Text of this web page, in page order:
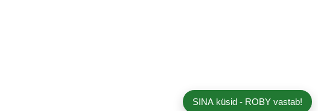
SINA küsid - ROBY vastab!